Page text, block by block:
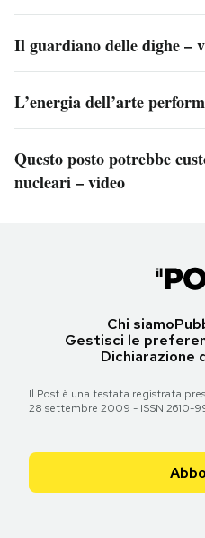
Il guardiano delle dighe –
L’energia dell’arte
Questo posto potrebbe
nucleari – video
Chi siamo
Gestisci le
Dichiarazione
Il Post è una testata registrata
28 settembre 2009 - ISSN 2610-